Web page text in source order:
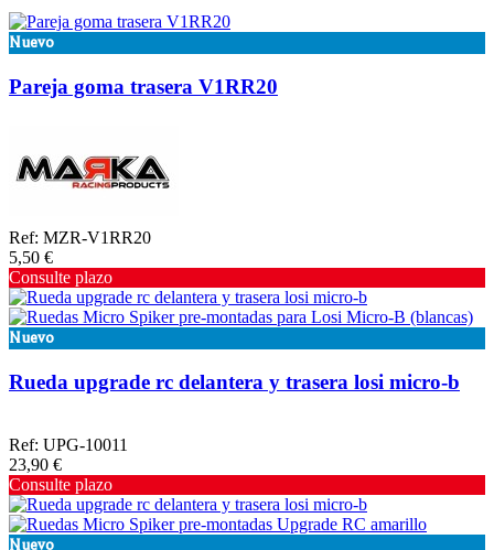
Nuevo
Pareja goma trasera V1RR20
Ref: MZR-V1RR20
5,50 €
Consulte plazo
Nuevo
Rueda upgrade rc delantera y trasera losi micro-b
Ref: UPG-10011
23,90 €
Consulte plazo
Nuevo